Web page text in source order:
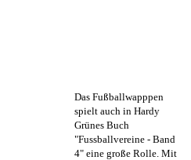
Das Fußballwapppen
spielt auch in Hardy
Grünes Buch
"Fussballvereine - Band
4" eine große Rolle. Mit